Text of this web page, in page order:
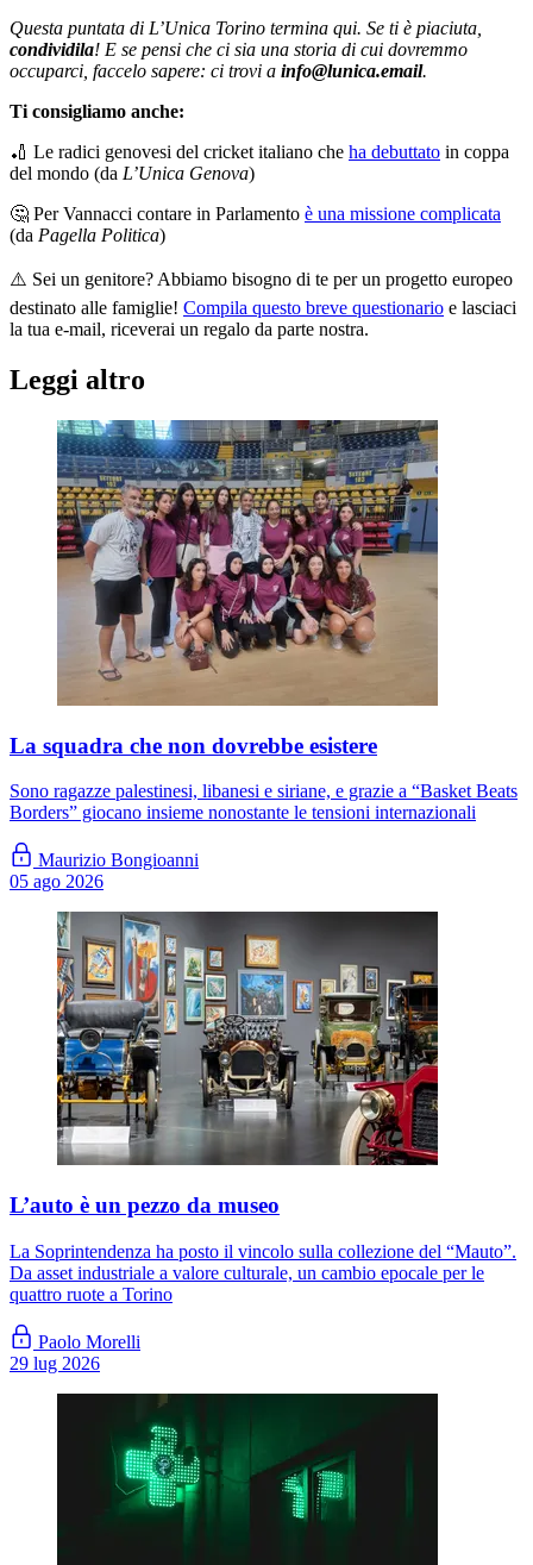
Questa puntata di L’Unica Torino termina qui. Se ti è piaciuta,
condividila! E se pensi che ci sia una storia di cui dovremmo
occuparci, faccelo sapere: ci trovi a info@lunica.email.
Ti consigliamo anche:
🏏 Le radici genovesi del cricket italiano che ha debuttato in coppa
del mondo (da L’Unica Genova)
🤔 Per Vannacci contare in Parlamento è una missione complicata
(da Pagella Politica)
⚠️ Sei un genitore? Abbiamo bisogno di te per un progetto europeo
destinato alle famiglie! Compila questo breve questionario e lasciaci
la tua e-mail, riceverai un regalo da parte nostra.
Leggi altro
La squadra che non dovrebbe esistere
Sono ragazze palestinesi, libanesi e siriane, e grazie a “Basket Beats
Borders” giocano insieme nonostante le tensioni internazionali
Maurizio Bongioanni
05 ago 2026
L’auto è un pezzo da museo
La Soprintendenza ha posto il vincolo sulla collezione del “Mauto”.
Da asset industriale a valore culturale, un cambio epocale per le
quattro ruote a Torino
Paolo Morelli
29 lug 2026